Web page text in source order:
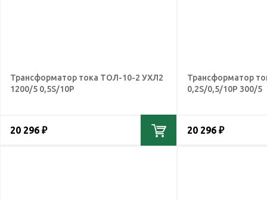
Трансформатор тока ТОЛ-10-2 УХЛ2
1200/5 0,5S/10Р
20 296 ₽
Трансформатор
0,2S/0,5/10Р 300/5
20 296 ₽